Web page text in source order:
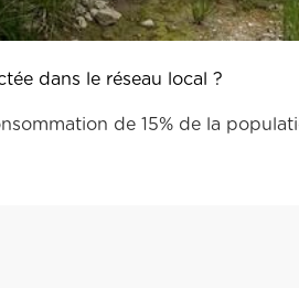
dans le réseau local ?
de 15% de la